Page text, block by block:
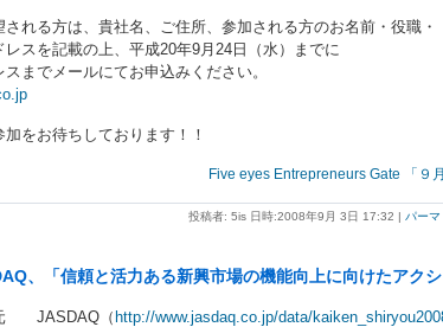
される方は、貴社名、ご住所、参加される方のお名前・役職・
レスを記載の上、平成20年9月24日（水）までに
までメールにてお申込みください。
加をお待ちしております！！
Five eyes Entrepreneurs Gate 「９
投稿者: 5is 日時:2008年9月 3日 17:32 | パー
、「信頼と活力ある新興市場の機能向上に向けたアク
JASDAQ（ http://www.jasdaq.co.jp/data/